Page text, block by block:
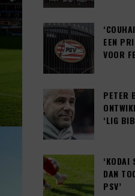
EEN
VOOR
PETER
‘LIG
‘KODAI
DAN
PSV’